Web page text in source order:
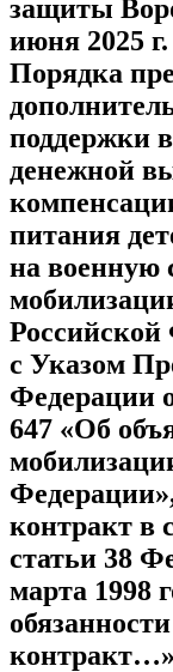
защиты
июня 2025
Порядка
поддержки
денежной
питания
на военную
Российской
с Указом
Федерации
647 «Об
контракт в
статьи 38
марта 1998
контракт…»